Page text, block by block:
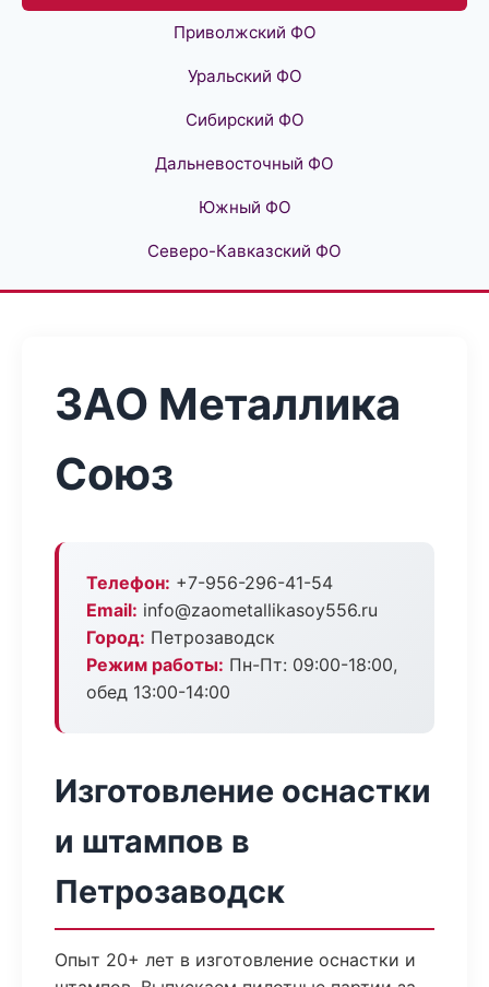
Приволжский ФО
Уральский ФО
Сибирский ФО
Дальневосточный ФО
Южный ФО
Северо-Кавказский ФО
ЗАО Металлика
Союз
Телефон: +7-956-296-41-54
Email: info@zaometallikasoy556.ru
Город: Петрозаводск
Режим работы: Пн-Пт: 09:00-18:00,
обед 13:00-14:00
Изготовление оснастки
и штампов в
Петрозаводск
Опыт 20+ лет в изготовление оснастки и